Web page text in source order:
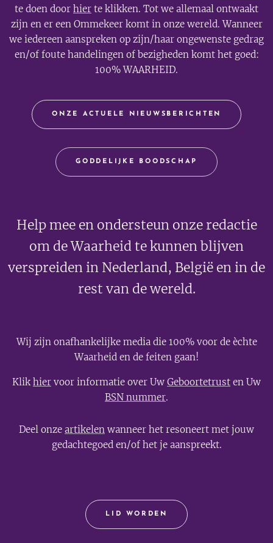
te doen door hier te klikken. Tot we allemaal ontwaakt
zijn en er een Ommekeer komt in onze wereld. Wanneer
we iedereen aanspreken op zijn/haar ongewenste gedrag
en/of foute handelingen of bezigheden komt het goed:
100% WAARHEID.
ONZE ACTUELE NIEUWSBERICHTEN
GODDELIJKE BOODSCHAP
Help mee en ondersteun onze redactie
om de Waarheid te kunnen blijven
verspreiden in Nederland, België en in de
rest van de wereld.
Wij zijn onafhankelijke media die 100% voor de èchte
Waarheid en de feiten gaan!
Klikhier voor informatie over Uw Geboortetrust en Uw
BSN nummer.
Deel onze artikelen wanneer het resoneert met jouw
gedachtegoed en/of het je aanspreekt.
LID WORDEN